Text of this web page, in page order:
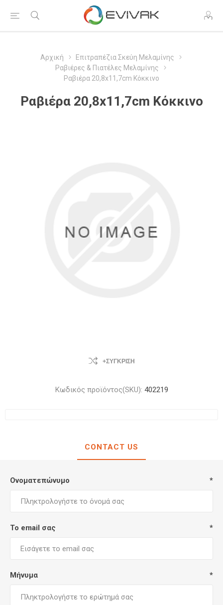
Αρχική
Επιτραπέζια Σκεύη Μελαμίνης
Ραβιέρες & Πιατέλες Μελαμίνης
Ραβιέρα 20,8x11,7cm Κόκκινο
Ραβιέρα 20,8x11,7cm Κόκκινο
+ΣΎΓΚΡΙΣΗ
Κωδικός προϊόντος(SKU): 402219
CONTACT US
Ονοματεπώνυμο *
Το email σας *
Μήνυμα *